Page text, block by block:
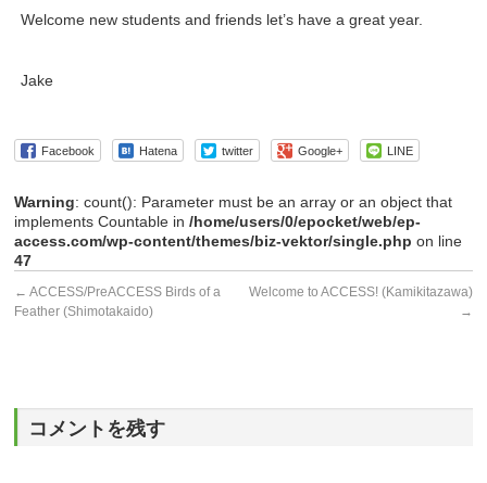
Welcome new students and friends let’s have a great year.
Jake
Facebook Hatena twitter Google+ LINE
Warning: count(): Parameter must be an array or an object that
implements Countable in/home/users/0/epocket/web/ep-
access.com/wp-content/themes/biz-vektor/single.php on line
47
← ACCESS/PreACCESS Birds of a
Feather (Shimotakaido)
Welcome to ACCESS! (Kamikitazawa)
→
コメントを残す